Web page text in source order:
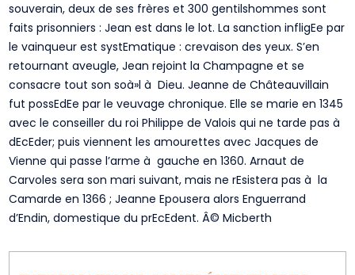
souverain, deux de ses frères et 300 gentilshommes sont
faits prisonniers : Jean est dans le lot. La sanction infligEe par
le vainqueur est systEmatique : crevaison des yeux. S’en
retournant aveugle, Jean rejoint la Champagne et se
consacre tout son soà»l à Dieu. Jeanne de Châteauvillain
fut possEdEe par le veuvage chronique. Elle se marie en 1345
avec le conseiller du roi Philippe de Valois qui ne tarde pas à
dEcEder; puis viennent les amourettes avec Jacques de
Vienne qui passe l’arme à gauche en 1360. Arnaut de
Carvoles sera son mari suivant, mais ne rEsistera pas à la
Camarde en 1366 ; Jeanne Epousera alors Enguerrand
d’Endin, domestique du prEcEdent. Â© Micberth